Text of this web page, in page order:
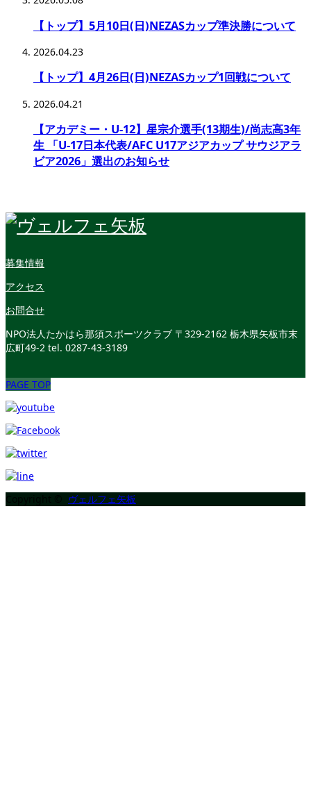
【トップ】5月10日(日)NEZASカップ準決勝について
2026.04.23
【トップ】4月26日(日)NEZASカップ1回戦について
2026.04.21
【アカデミー・U-12】星宗介選手(13期生)/尚志高3年
生 「U-17日本代表/AFC U17アジアカップ サウジアラ
ビア2026」選出のお知らせ
募集情報
アクセス
お問合せ
NPO法人たかはら那須スポーツクラブ 〒329-2162 栃木県矢板市末
広町49-2 tel. 0287-43-3189
PAGE TOP
ヴェルフェ矢板